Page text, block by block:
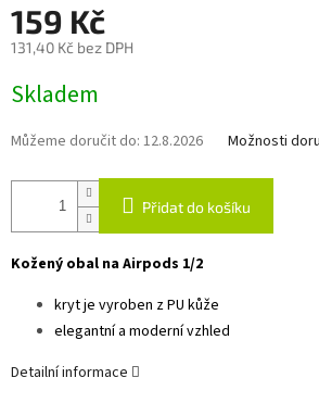
159 Kč
131,40 Kč bez DPH
cena:
Skladem
Můžeme doručit do: 12.8.2026 Možnosti
Přidat do košíku
Kožený obal na Airpods 1/2
kryt je vyroben z PU kůže
elegantní a moderní vzhled
Detailní informace